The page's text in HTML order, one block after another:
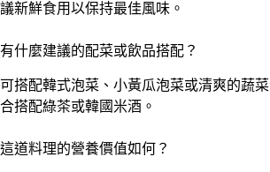
議新鮮食用以保持最佳風味。
有什麼建議的配菜或飲品搭配？
可搭配韓式泡菜、小黃瓜泡菜或清爽的蔬
合搭配綠茶或韓國米酒。
這道料理的營養價值如何？